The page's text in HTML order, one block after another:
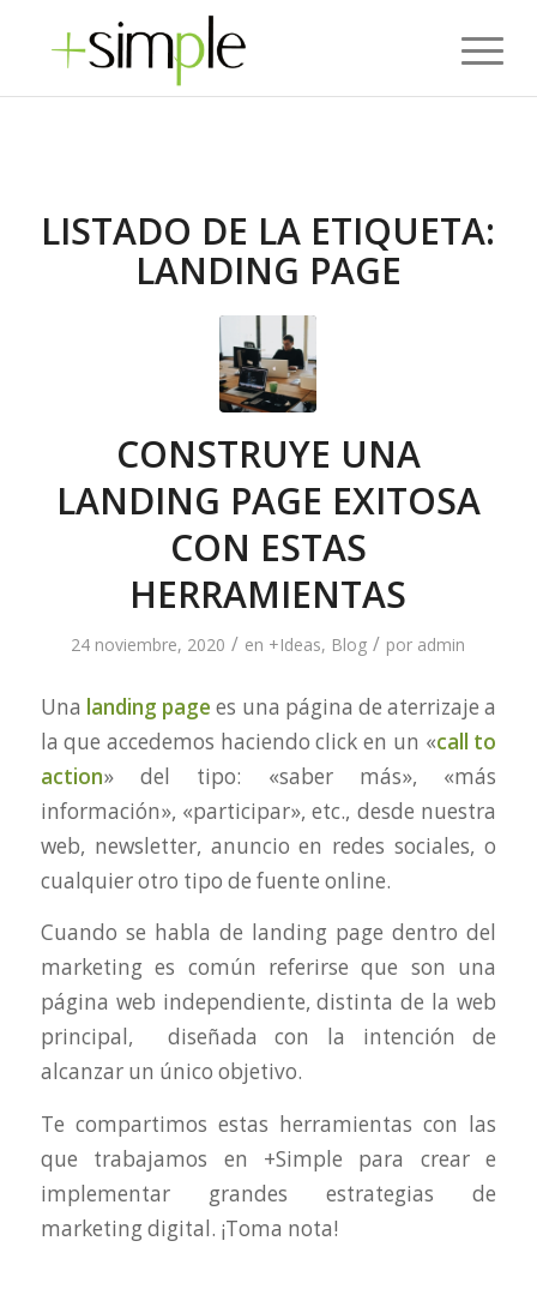
LISTADO DE LA ETIQUETA:
LANDING PAGE
CONSTRUYE UNA
LANDING PAGE EXITOSA
CON ESTAS
HERRAMIENTAS
24 noviembre, 2020 / en +Ideas, Blog / por admin
Una landing page es una página de aterrizaje a
la que accedemos haciendo click en un «call to
action» del tipo: «saber más», «más
información», «participar», etc., desde nuestra
web, newsletter, anuncio en redes sociales, o
cualquier otro tipo de fuente online.
Cuando se habla de landing page dentro del
marketing es común referirse que son una
página web independiente, distinta de la web
principal, diseñada con la intención de
alcanzar un único objetivo.
Te compartimos estas herramientas con las
que trabajamos en +Simple para crear e
implementar grandes estrategias de
marketing digital. ¡Toma nota!